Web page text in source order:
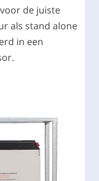
de juiste
als stand alone
in een